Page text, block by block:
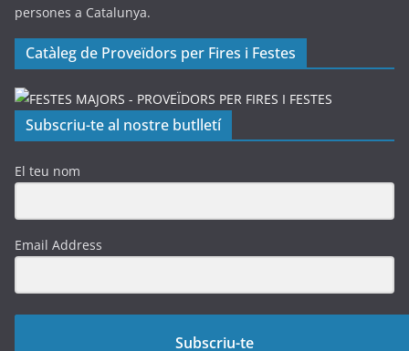
persones a Catalunya.
Catàleg de Proveïdors per Fires i Festes
Subscriu-te al nostre butlletí
El teu nom
Email Address
Subscriu-te